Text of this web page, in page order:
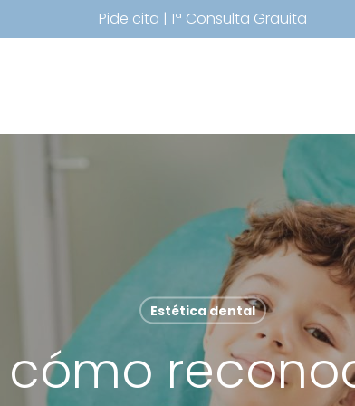
Pide cita | 1ª Consulta Grauita
Estética dental
cómo